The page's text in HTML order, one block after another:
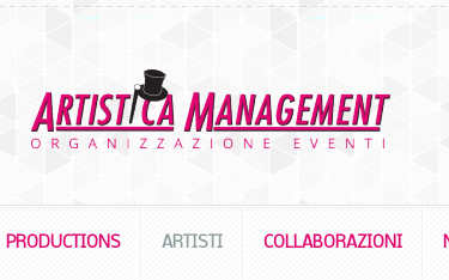
PRODUCTIONS ARTISTI COLLABORAZIONI